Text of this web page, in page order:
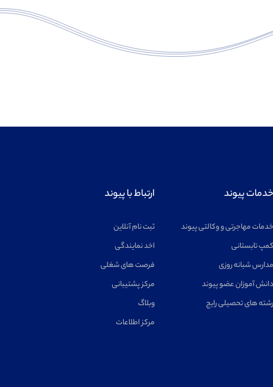
خدمات پیوند
خدمات مهاجرتی و وکالتی پیوند
کمپ تابستانی
مدارس شبانه روزی
دانش آموزان عضو پیوند
رشته های تحصیلی رایج
ارتباط با پیوند
ثبت نام آنلاین
اخد نمایندگی
فرصت های شغلی
مرکز پشتیبانی
وبلاگ
مرکز اطلاعات